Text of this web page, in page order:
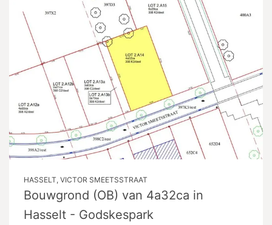
HASSELT, VICTOR SMEETSSTRAAT
Bouwgrond (OB) van 4a32ca in
Hasselt - Godskespark